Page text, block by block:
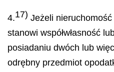
4.17) Jeżeli
stanowi współwłasność
posiadaniu dwóch lub
odrębny przedmiot